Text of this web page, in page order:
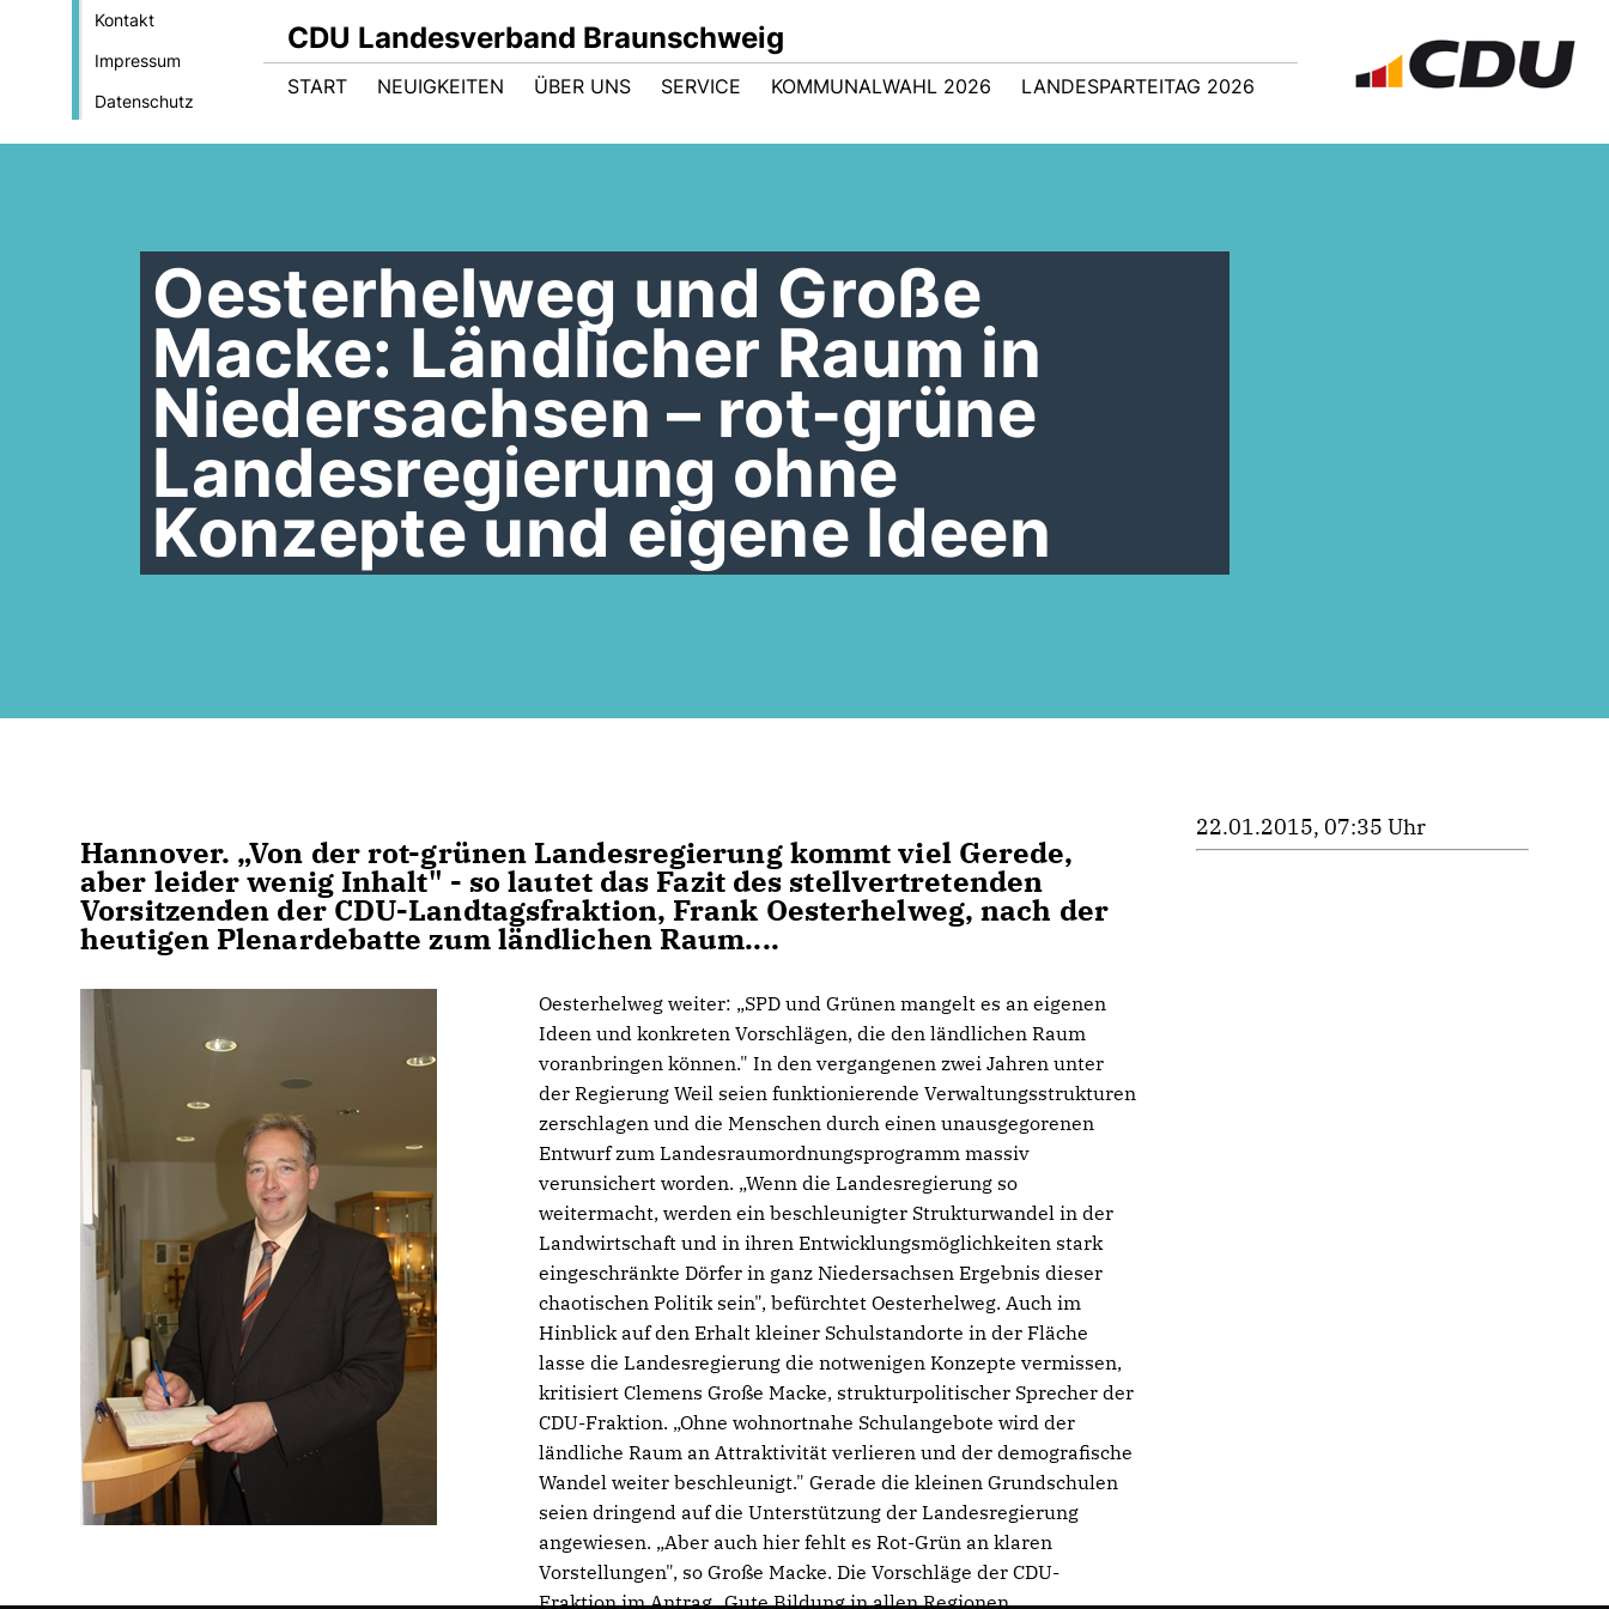
Kontakt
Impressum
Datenschutz
CDU Landesverband Braunschweig
START NEUIGKEITEN ÜBER UNS SERVICE KOMMUNALWAHL 2026 LANDESPARTEITAG 2026
Oesterhelweg und Große
Macke: Ländlicher Raum in
Niedersachsen – rot-grüne
Landesregierung ohne
Konzepte und eigene Ideen
Hannover. „Von der rot-grünen Landesregierung kommt viel Gerede,
aber leider wenig Inhalt" - so lautet das Fazit des stellvertretenden
Vorsitzenden der CDU-Landtagsfraktion, Frank Oesterhelweg, nach der
heutigen Plenardebatte zum ländlichen Raum....
Oesterhelweg weiter: „SPD und Grünen mangelt es an eigenen
Ideen und konkreten Vorschlägen, die den ländlichen Raum
voranbringen können." In den vergangenen zwei Jahren unter
der Regierung Weil seien funktionierende Verwaltungsstrukturen
zerschlagen und die Menschen durch einen unausgegorenen
Entwurf zum Landesraumordnungsprogramm massiv
verunsichert worden. „Wenn die Landesregierung so
weitermacht, werden ein beschleunigter Strukturwandel in der
Landwirtschaft und in ihren Entwicklungsmöglichkeiten stark
eingeschränkte Dörfer in ganz Niedersachsen Ergebnis dieser
chaotischen Politik sein", befürchtet Oesterhelweg. Auch im
Hinblick auf den Erhalt kleiner Schulstandorte in der Fläche
lasse die Landesregierung die notwenigen Konzepte vermissen,
kritisiert Clemens Große Macke, strukturpolitischer Sprecher der
CDU-Fraktion. „Ohne wohnortnahe Schulangebote wird der
ländliche Raum an Attraktivität verlieren und der demografische
Wandel weiter beschleunigt." Gerade die kleinen Grundschulen
seien dringend auf die Unterstützung der Landesregierung
angewiesen. „Aber auch hier fehlt es Rot-Grün an klaren
Vorstellungen", so Große Macke. Die Vorschläge der CDU-
Fraktion im Antrag „Gute Bildung in allen Regionen
22.01.2015, 07:35 Uhr